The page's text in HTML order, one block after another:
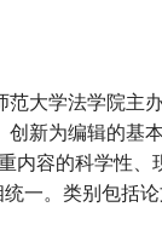
大学法学院主办
创新为编辑的基
内容的科学性
一。类别包括